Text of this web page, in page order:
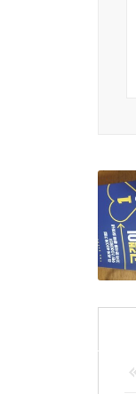
오늘
무엇
도움